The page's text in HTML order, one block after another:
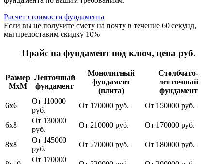
Расчет стоимости фундамента
Если вы не получите смету на почту в течение 60 секунд,
мы предоставим скидку 10%
Прайс на фундамент под ключ, цена руб.
Размер
МхМ
Ленточный
фундамент
Монолитный
фундамент
(плита)
Столбчато-
ленточный
фундамент
6х6
От 110000
руб.
От 170000 руб. От 150000 руб.
6х8
От 130000
руб.
От 210000 руб. От 170000 руб.
8х8
От 145000
руб.
От 270000 руб. От 180000 руб.
От 170000